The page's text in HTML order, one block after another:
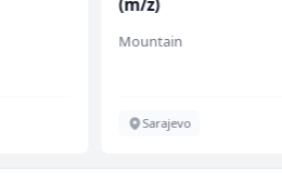
(m/ž)
Mountain
Sarajevo